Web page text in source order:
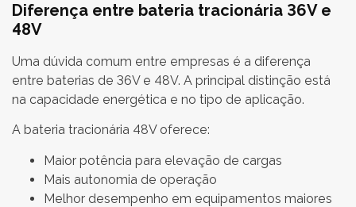
Diferença entre bateria tracionária 36V e
48V
Uma dúvida comum entre empresas é a diferença
entre baterias de 36V e 48V. A principal distinção está
na capacidade energética e no tipo de aplicação.
A bateria tracionária 48V oferece:
Maior potência para elevação de cargas
Mais autonomia de operação
Melhor desempenho em equipamentos maiores